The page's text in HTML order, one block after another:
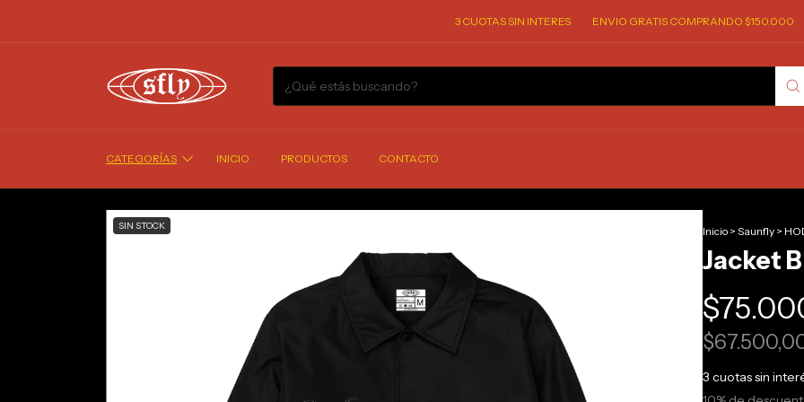
3 CUOTAS SIN INTERES ENVIO GRATIS COMPRANDO $150.000 3
CATEGORÍAS INICIO PRODUCTOS CONTACTO
SIN STOCK Inicio > Saunfly >
Jacket
3 cuotas sin